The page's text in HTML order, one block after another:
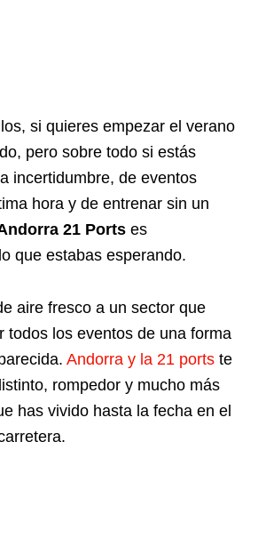
si quieres empezar el verano
pero sobre todo si estás
incertidumbre, de eventos
hora y de entrenar sin un
21 Ports es
que estabas esperando.
aire fresco a un sector que
todos los eventos de una forma
Andorra y la 21 ports te
rompedor y mucho más
has vivido hasta la fecha en el